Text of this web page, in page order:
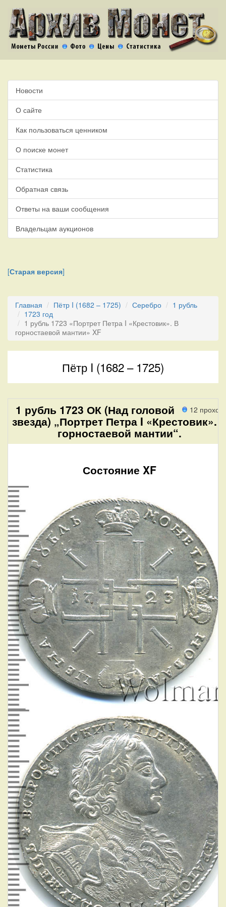
Новости
О сайте
Как пользоваться ценником
О поиске монет
Статистика
Обратная связь
Ответы на ваши сообщения
Владельцам аукционов
[Старая версия]
Главная Пётр I (1682 – 1725) Серебро
1 рубль
1723 год
1 рубль 1723 «Портрет Петра I «Крестовик». В
горностаевой мантии» XF
Пётр I (1682 – 1725)
12
1 рубль 1723 ОК (Над головой
звезда) „Портрет Петра I «Крестовик».
горностаевой мантии“.
Состояние XF